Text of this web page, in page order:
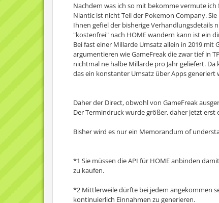
Nachdem was ich so mit bekomme vermute ich
Niantic ist nicht Teil der Pokemon Company.
Ihnen gefiel der bisherige Verhandlungsdetails
"kostenfrei" nach HOME wandern kann ist ein
Bei fast einer Millarde Umsatz allein in 2019
argumentieren wie GameFreak die zwar tief in
nichtmal ne halbe Millarde pro Jahr geliefert.
das ein konstanter Umsatz über Apps
Daher der Direct, obwohl von GameFreak
Der Termindruck wurde größer, daher jetzt
Bisher wird es nur ein Memorandum of
*1 Sie müssen die API für HOME anbinden
zu kaufen.
*2 Mittlerweile dürfte bei jedem angekommen
kontinuierlich Einnahmen zu generieren.